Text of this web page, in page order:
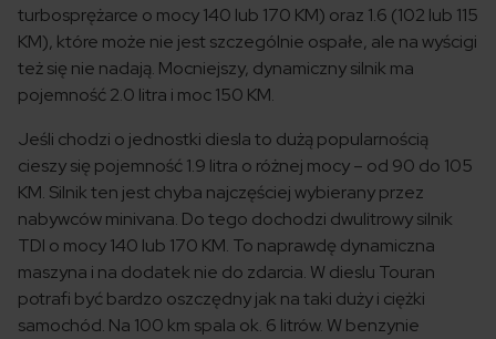
turbosprężarce o mocy 140 lub 170 KM) oraz 1.6 (102 lub 115
KM), które może nie jest szczególnie ospałe, ale na wyścigi
też się nie nadają. Mocniejszy, dynamiczny silnik ma
pojemność 2.0 litra i moc 150 KM.
Jeśli chodzi o jednostki diesla to dużą popularnością
cieszy się pojemność 1.9 litra o różnej mocy – od 90 do 105
KM. Silnik ten jest chyba najczęściej wybierany przez
nabywców minivana. Do tego dochodzi dwulitrowy silnik
TDI o mocy 140 lub 170 KM. To naprawdę dynamiczna
maszyna i na dodatek nie do zdarcia. W dieslu Touran
potrafi być bardzo oszczędny jak na taki duży i ciężki
samochód. Na 100 km spala ok. 6 litrów. W benzynie